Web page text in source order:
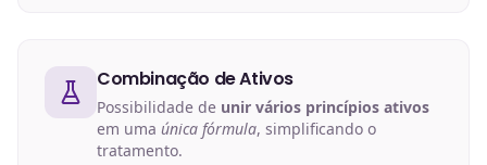
Combinação de Ativos
Possibilidade de unir vários princípios ativos
em uma única fórmula, simplificando o
tratamento.